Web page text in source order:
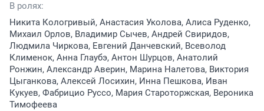
В ролях:
Никита Кологривый, Анастасия Уколова, Алиса Руденко,
Михаил Орлов, Владимир Сычев, Андрей Свиридов,
Людмила Чиркова, Евгений Данчевский, Всеволод
Клименок, Анна Глаубэ, Антон Шурцов, Анатолий
Ронжин, Александр Аверин, Марина Налетова, Виктория
Цыганкова, Алексей Лосихин, Инна Пешкова, Иван
Кукуев, Фабрицио Руссо, Мария Староторжская, Вероника
Тимофеева